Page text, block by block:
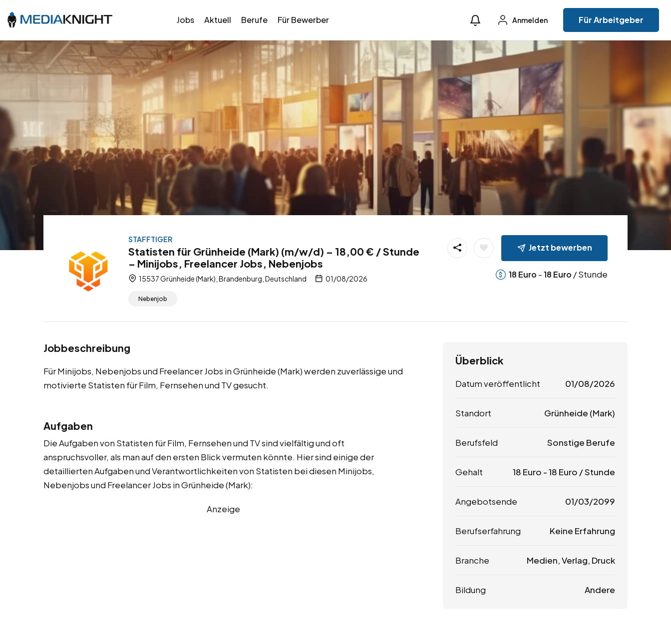
Jobs Aktuell Berufe Für Bewerber Anmelden Für Arbeitgeber
STAFFTIGER
Statisten für Grünheide (Mark) (m/w/d) – 18,00 € / Stunde
– Minijobs, Freelancer Jobs, Nebenjobs
15537 Grünheide (Mark), Brandenburg, Deutschland 01/08/2026
Nebenjob
Jetzt bewerben
18 Euro -18 Euro / Stunde
Jobbeschreibung
Für Minijobs, Nebenjobs und Freelancer Jobs in Grünheide (Mark) werden zuverlässige und
motivierte Statisten für Film, Fernsehen und TV gesucht.
Aufgaben
Die Aufgaben von Statisten für Film, Fernsehen und TV sind vielfältig und oft
anspruchsvoller, als man auf den ersten Blick vermuten könnte. Hier sind einige der
detaillierten Aufgaben und Verantwortlichkeiten von Statisten bei diesen Minijobs,
Nebenjobs und Freelancer Jobs in Grünheide (Mark):
Anzeige
Überblick
Datum veröffentlicht 01/08/2026
Standort Grünheide (Mark)
Berufsfeld Sonstige Berufe
Gehalt 18 Euro -18 Euro / Stunde
Angebotsende 01/03/2099
Berufserfahrung Keine Erfahrung
Branche Medien, Verlag, Druck
Bildung Andere